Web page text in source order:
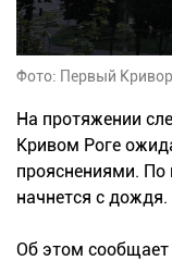
Фото: Первый
На протяжении
Кривом Роге
прояснениями. По
начнется с дождя.
Об этом